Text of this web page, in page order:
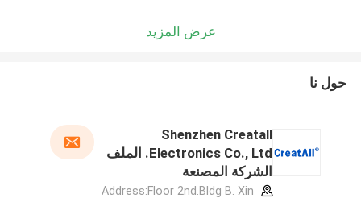
عرض المزيد
حول نا
Shenzhen Creatall
Electronics Co., Ltd. الملف
الشركة المصنعة
Address:Floor 2nd.Bldg B. Xin